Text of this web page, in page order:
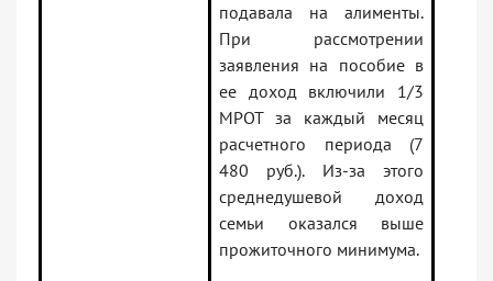
подавала на алименты.
При рассмотрении
заявления на пособие в
ее доход включили 1/3
МРОТ за каждый месяц
расчетного периода (7
480 руб.). Из-за этого
среднедушевой доход
семьи оказался выше
прожиточного минимума.